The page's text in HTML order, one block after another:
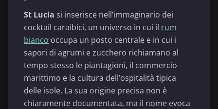
St Lucia si inserisce nell’immaginario dei
cocktail caraibici, un universo in cui il rum
bianco occupa un posto centrale e in cui i
sapori di agrumi e zucchero richiamano al
tempo stesso le piantagioni, il commercio
marittimo e la cultura dell’ospitalità tipica
delle isole. La sua origine precisa non è
chiaramente documentata, ma il nome evoca